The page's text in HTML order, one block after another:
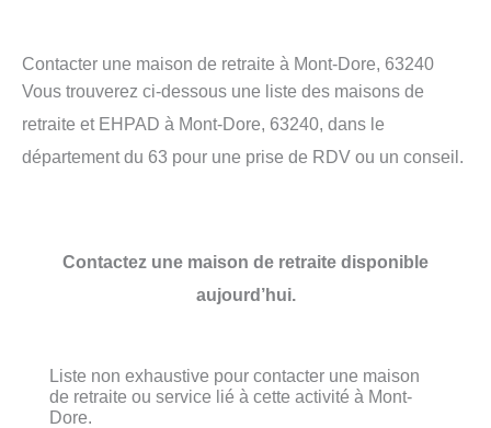
Contacter une maison de retraite à Mont-Dore, 63240
Vous trouverez ci-dessous une liste des maisons de
retraite et EHPAD à Mont-Dore, 63240, dans le
département du 63 pour une prise de RDV ou un conseil.
Contactez une maison de retraite disponible
aujourd’hui.
Liste non exhaustive pour contacter une maison
de retraite ou service lié à cette activité à Mont-
Dore.